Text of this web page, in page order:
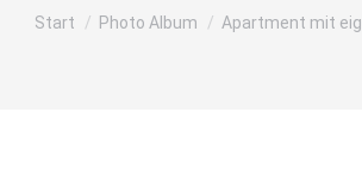
Sie befinden sich hier:
Start Photo Album Apartment mit